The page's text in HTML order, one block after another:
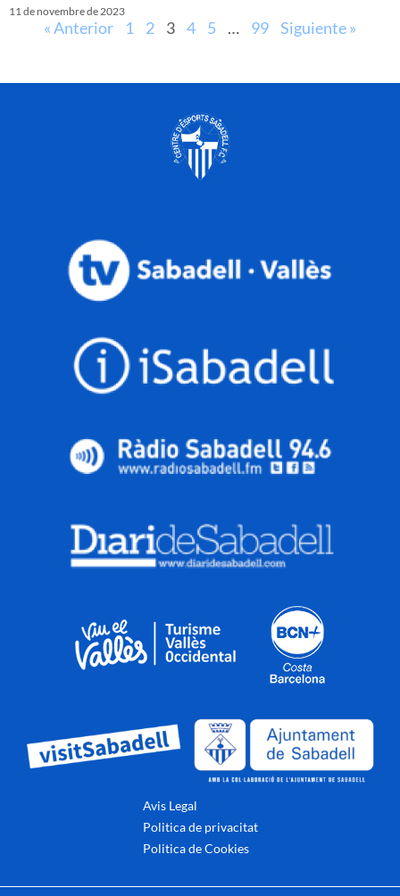
11 de novembre de 2023
« Anterior 1 2 3 4 5 … 99 Siguiente »
Avis Legal
Politica de privacitat
Politica de Cookies